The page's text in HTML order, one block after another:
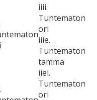
iiii.
Tuntematon
ori
iiie.
Tuntematon
tamma
iiei.
Tuntematon
ori